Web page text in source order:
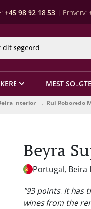
+45 98 92 18 53 | Erhverv:
MEST SOLGTE
Interior Rui Roboredo
Beyra
Portugal, Beira
"93 points. It has
wines from the